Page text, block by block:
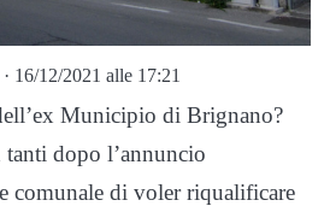
· 16/12/2021 alle 17:21
Municipio di Brignano?
dopo l’annuncio
comunale di voler riqualificare